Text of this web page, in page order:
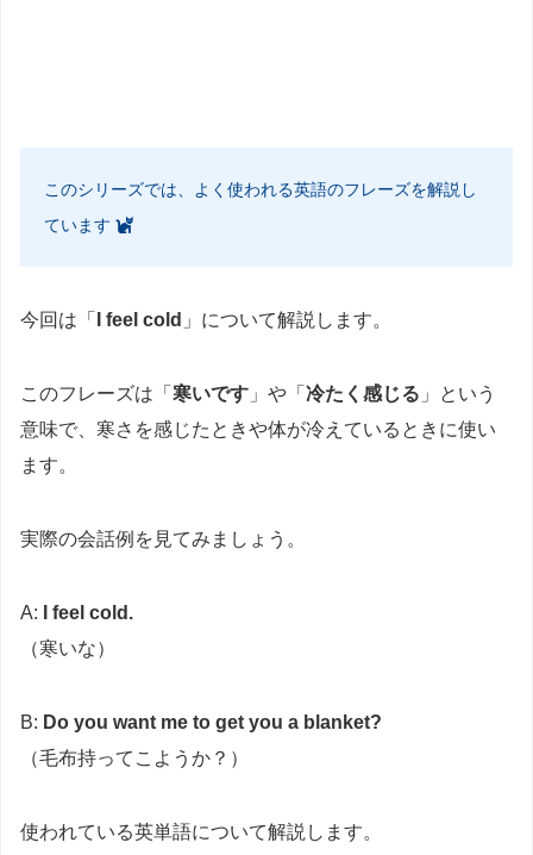
このシリーズでは、よく使われる英語のフレーズを解説し
ています
今回は「 I feel cold 」について解説します。
このフレーズは「 寒いです 」や「 冷たく感じる 」という
意味で、寒さを感じたときや体が冷えているときに使い
ます。
実際の会話例を見てみましょう。
A:
I feel cold.
（寒いな）
B: Do you want me to get you a blanket?
（毛布持ってこようか？）
使われている英単語について解説します。